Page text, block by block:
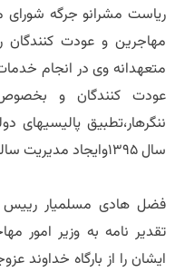
ریاست مشرانو جرگه شورای
مهاجرین و عودت کنندگان
متعهدانه وی در انجام
عودت کنندگان و
ننگرهار،تطبیق پالیسیهای
سال 1395وایجاد مدیریت سالم وپویا مورد تقدیر قرار داد.
فضل هادی مسلمیار رییس
تقدیر نامه به وزیر امور
ایشان را از بارگاه خداوند